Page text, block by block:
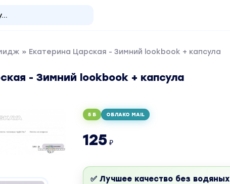
» Екатерина Царская - Зимний lookbook + капсула
- Зимний lookbook + капсула
5 Б ОБЛАКО MAIL
125₽
✅ Лучшее качество без водяных